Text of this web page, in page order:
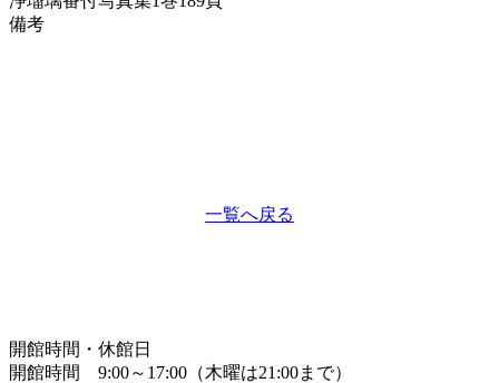
備考
一覧へ戻る
開館時間・休館日
開館時間 9:00～17:00（木曜は21:00まで）